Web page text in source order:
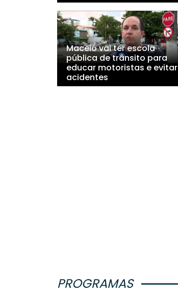
Maceió vai ter escola
pública de trânsito para
educar motoristas e evitar
acidentes
PROGRAMAS